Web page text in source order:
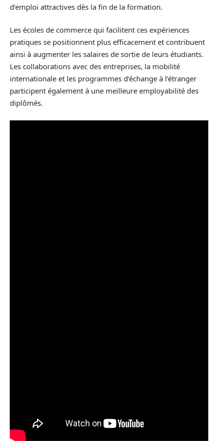
d’emploi attractives dès la fin de la formation.
Les écoles de commerce qui facilitent ces expériences
pratiques se positionnent plus efficacement et contribuent
ainsi à augmenter les salaires de sortie de leurs étudiants.
Les collaborations avec des entreprises, la mobilité
internationale et les programmes d’échange à l’étranger
participent également à une meilleure employabilité des
diplômés.